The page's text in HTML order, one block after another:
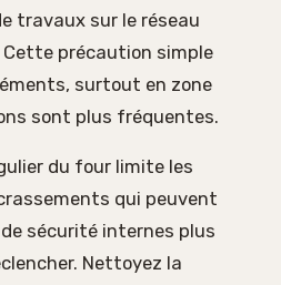
travaux sur le réseau
Cette précaution simple
surtout en zone
sont plus fréquentes.
du four limite les
qui peuvent
sécurité internes plus
Nettoyez la